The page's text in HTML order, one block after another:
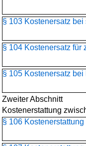
§ 103 Kostenersatz
§ 104 Kostenersatz für
§ 105 Kostenersatz
Zweiter Abschnitt
Kostenerstattung
§ 106